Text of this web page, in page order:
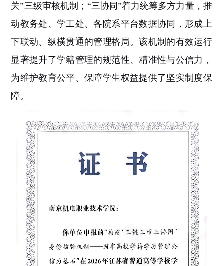
关”三级审核机制； “三协同”着力统筹多方力量，推
动教务处、学工处、各院系平台数据协同，形成上
下联动、纵横贯通的管理格局。该机制的有效运行
显著提升了学籍管理的规范性、精准性与公信力，
为维护教育公平、保障学生权益提供了坚实制度保
障。